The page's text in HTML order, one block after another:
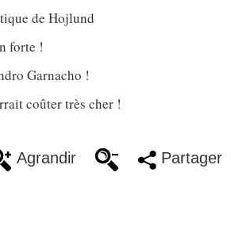
de Hojlund
forte !
Garnacho !
coûter très cher !
Agrandir Partager